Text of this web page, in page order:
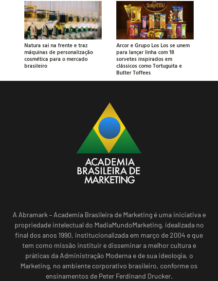
Natura sai na frente e traz
máquinas de personalização
cosmética para o mercado
brasileiro
Arcor e Grupo Los Los se unem
para lançar linha com 18
sorvetes inspirados em
clássicos como Tortuguita e
Butter Toffees
A Abramark – Academia Brasileira de Marketing é uma iniciativa e
propriedade intelectual do MadiaMundoMarketing, idealizada no
final dos anos 1990, institucionalizada em março de 2004 e que
tem como missão instituir e disseminar a melhor cultura e
práticas da Administração Moderna e de sua ideologia, o
Marketing, no ambiente corporativo brasileiro, conforme os
ensinamentos de Peter Ferdinand Drucker.